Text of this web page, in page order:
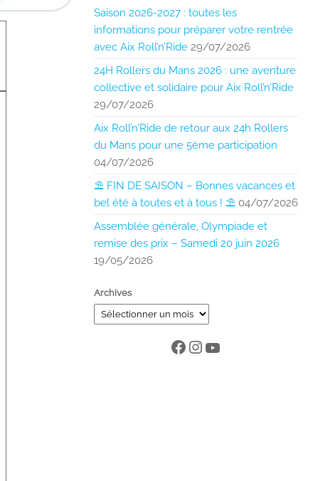
Saison 2026-2027 : toutes les
informations pour préparer votre rentrée
avec Aix Roll’n’Ride 29/07/2026
24H Rollers du Mans 2026 : une aventure
collective et solidaire pour Aix Roll’n’Ride
29/07/2026
Aix Roll’n’Ride de retour aux 24h Rollers
du Mans pour une 5ème participation
04/07/2026
⛱️ FIN DE SAISON – Bonnes vacances et
bel été à toutes et à tous ! ⛱️ 04/07/2026
Assemblée générale, Olympiade et
remise des prix – Samedi 20 juin 2026
19/05/2026
Archives